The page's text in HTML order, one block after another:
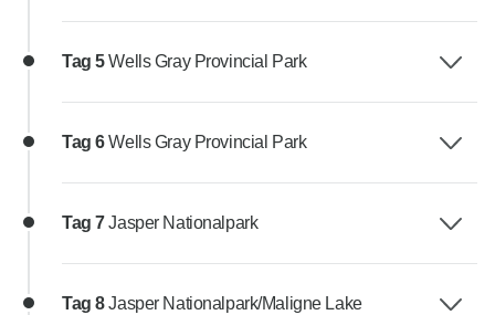
Tag 5Wells Gray Provincial Park
Tag 6Wells Gray Provincial Park
Tag 7Jasper Nationalpark
Tag 8Jasper Nationalpark/Maligne Lake